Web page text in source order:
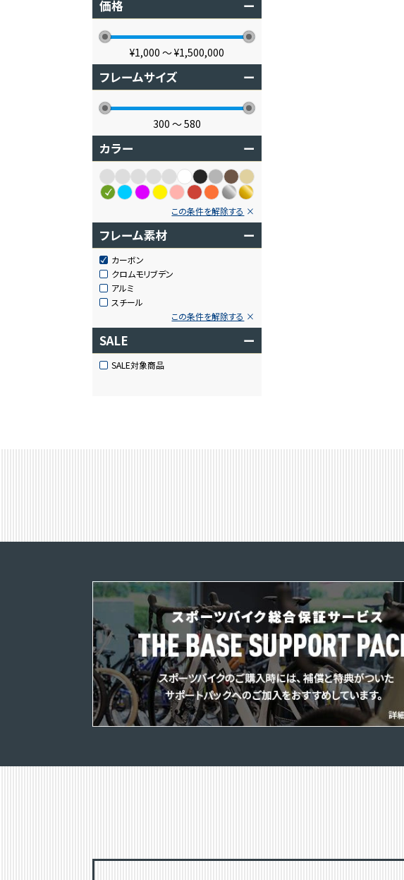
価格 ー
¥1,000 〜¥1,500,000
フレームサイズ ー
300 〜580
カラー ー
この条件を解除する
フレーム素材 ー
カーボン
クロムモリブデン
アルミ
スチール
この条件を解除する
SALE ー
SALE対象商品